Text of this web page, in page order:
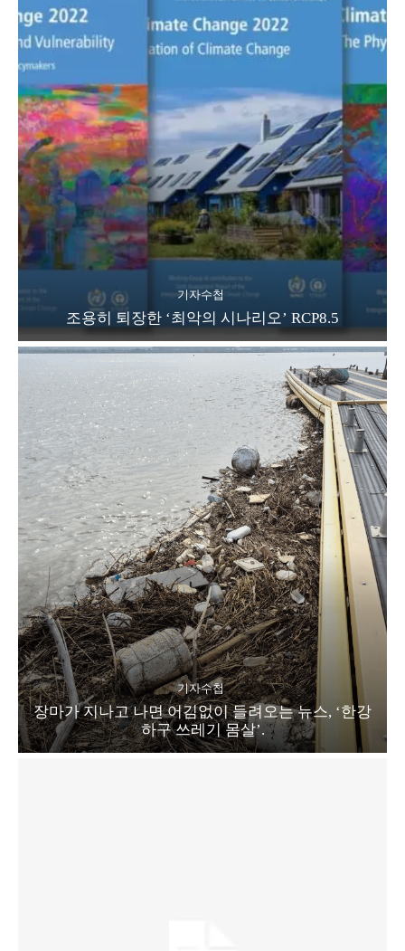
기자수첩
조용히 퇴장한 ‘최악의 시나리오’ RCP8.5
기자수첩
장마가 지나고 나면 어김없이 들려오는 뉴스, ‘한강
하구 쓰레기 몸살’.